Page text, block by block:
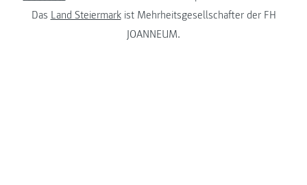
Das Land Steiermarkist Mehrheitsgesellschafter der FH
JOANNEUM.